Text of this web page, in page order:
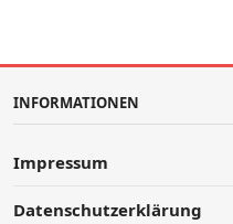
INFORMATIONEN
Impressum
Datenschutzerklärung